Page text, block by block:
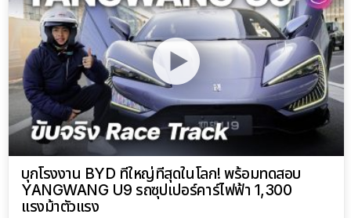
บุกโรงงาน BYD ที่ใหญ่ที่สุดในโลก! พร้อมทดสอบ
YANGWANG U9 รถซุปเปอร์คาร์ไฟฟ้า 1,300
แรงม้าตัวแรง